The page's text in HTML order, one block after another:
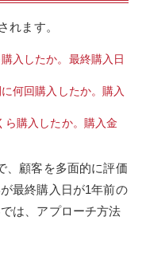
れます。
入したか。最終購入日
何回購入したか。購入
ら購入したか。購入金
、顧客を多面的に評価
最終購入日が1年前の
は、アプローチ方法